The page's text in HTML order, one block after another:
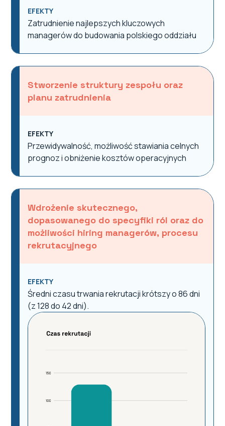
EFEKTY
Zatrudnienie najlepszych kluczowych
managerów do budowania polskiego oddziału
Stworzenie struktury zespołu oraz
planu zatrudnienia
EFEKTY
Przewidywalność, możliwość stawiania celnych
prognoz i obniżenie kosztów operacyjnych
Wdrożenie skutecznego,
dopasowanego do specyfiki ról oraz do
możliwości hiring managerów, procesu
rekrutacyjnego
EFEKTY
Średni czasu trwania rekrutacji krótszy o 86 dni
(z 128 do 42 dni).